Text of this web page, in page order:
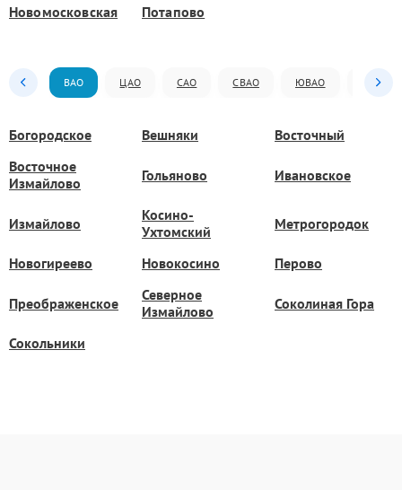
Новомосковская Потапово
ВАО ЦАО САО СВАО ЮВАО ЮАО
Богородское Вешняки
Восточный
Восточное
Измайлово
Гольяново Ивановское
Измайлово
Косино-
Ухтомский
Метрогородок
Новогиреево Новокосино Перово
Преображенское
Северное
Измайлово
Соколиная Гора
Сокольники